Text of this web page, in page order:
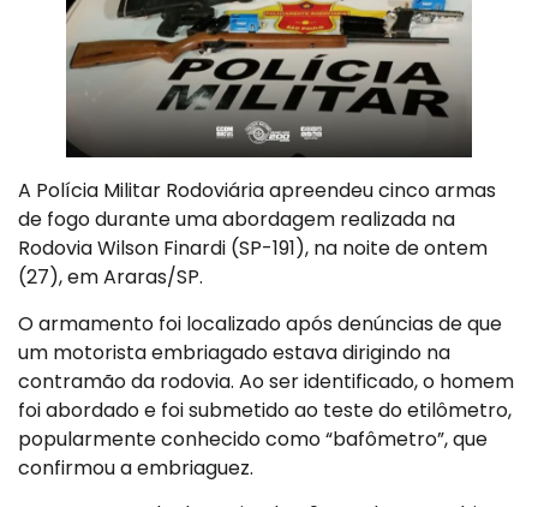
A Polícia Militar Rodoviária apreendeu cinco armas
de fogo durante uma abordagem realizada na
Rodovia Wilson Finardi (SP-191), na noite de ontem
(27), em Araras/SP.
O armamento foi localizado após denúncias de que
um motorista embriagado estava dirigindo na
contramão da rodovia. Ao ser identificado, o homem
foi abordado e foi submetido ao teste do etilômetro,
popularmente conhecido como “bafômetro”, que
confirmou a embriaguez.